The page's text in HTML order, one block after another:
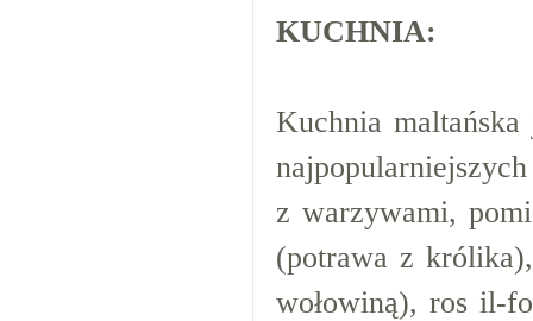
KUCHNIA:
Kuchnia
z warzywami,
(potrawa z
wołowiną), ros il-